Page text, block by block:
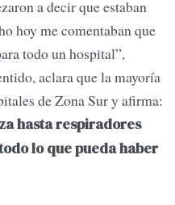
a decir que estaban
hoy me comentaban que
todo un hospital”,
aclara que la mayoría
de Zona Sur y afirma:
hasta respiradores
lo que pueda haber